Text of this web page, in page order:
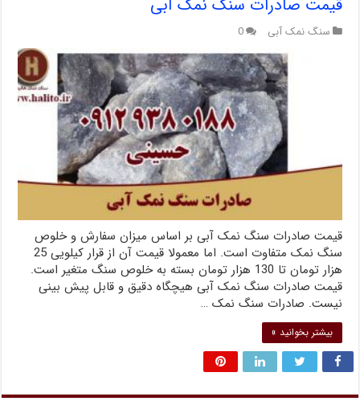
قیمت صادرات سنگ نمک آبی
سنگ نمک آبی 0
قیمت صادرات سنگ نمک آبی بر اساس میزان سفارش و خلوص
سنگ نمک متفاوت است. اما معمولا قیمت آن از قرار کیلویی 25
هزار تومان تا 130 هزار تومان بسته به خلوص سنگ متغیر است.
قیمت صادرات سنگ نمک آبی هیچگاه دقیق و قابل پیش بینی
نیست. صادرات سنگ نمک …
بیشتر بخوانید »